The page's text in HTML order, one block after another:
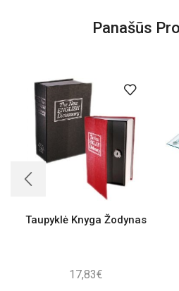
Panašūs
Taupyklė Knyga Žodynas
17,83€